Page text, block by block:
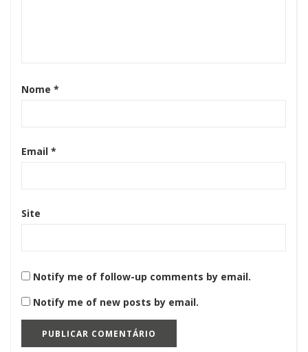
Nome *
Email *
Site
Notify me of follow-up comments by email.
Notify me of new posts by email.